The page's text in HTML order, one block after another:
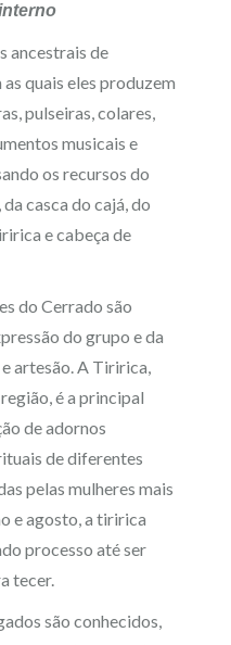
ancestrais de
quais eles produzem
pulseiras, colares,
musicais e
os recursos do
casca do cajá, do
e cabeça de
do Cerrado são
do grupo e da
artesão. A Tiririca,
é a principal
de adornos
de diferentes
pelas mulheres mais
e agosto, a tiririca
processo até ser
tecer.
são conhecidos,